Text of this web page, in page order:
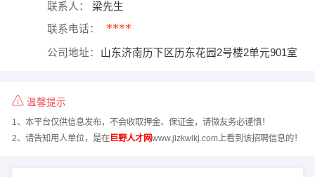
联系人： 梁先生
联系电话： ****
公司地址： 山东济南历下区历东花园2号楼2单元901室
温馨提示
1、本平台仅供信息发布，不会收取押金、保证金，请微友务必谨慎！
2、请告知用人单位，是在巨野人才网www.jlzkwlkj.com上看到该招聘信息的！